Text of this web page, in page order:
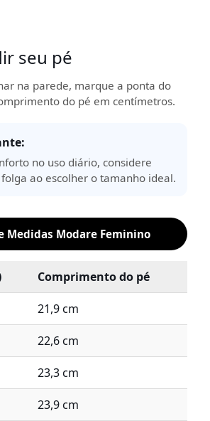
seu pé
na parede, marque a ponta do
do pé em centímetros.
no uso diário, considere
ao escolher o tamanho ideal.
Medidas Modare Feminino
Comprimento do pé
21,9 cm
22,6 cm
23,3 cm
23,9 cm